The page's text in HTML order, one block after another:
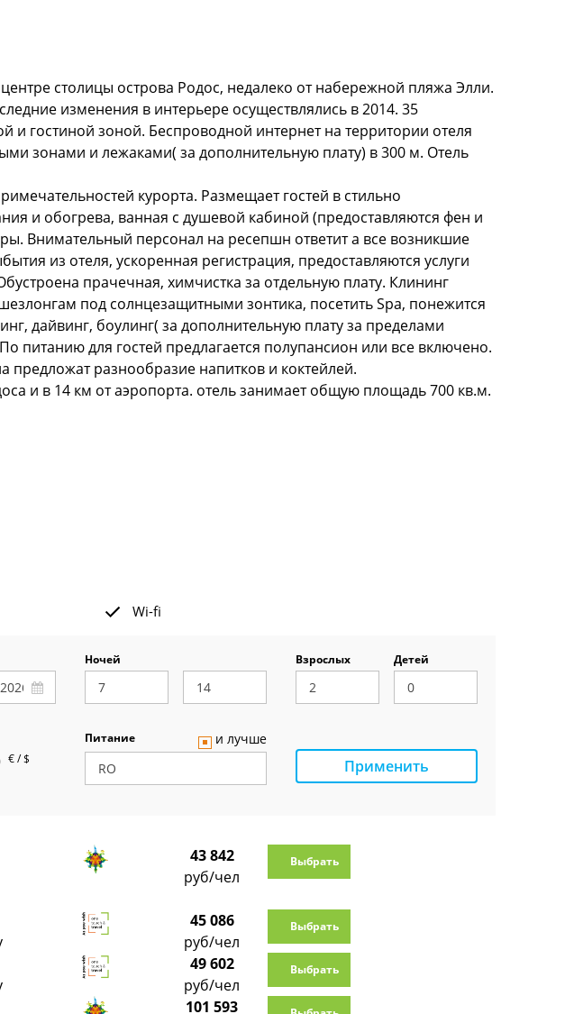
столицы острова Родос, недалеко от набережной пляжа Элли.
изменения в интерьере осуществлялись в 2014. 35
и гостиной зоной. Беспроводной интернет на территории отеля
зонами и лежаками( за дополнительную плату) в 300 м. Отель
курорта. Размещает гостей в стильно
и обогрева, ванная с душевой кабиной (предоставляются фен и
Внимательный персонал на ресепшн ответит а все возникшие
из отеля, ускоренная регистрация, предоставляются услуги
прачечная, химчистка за отдельную плату. Клининг
под солнцезащитными зонтика, посетить Spa, понежится
дайвинг, боулинг( за дополнительную плату за пределами
питанию для гостей предлагается полупансион или все включено.
разнообразие напитков и коктейлей.
и в 14 км от аэропорта. отель занимает общую площадь 700 кв.м.
Wi-fi
Ночей Взрослых Детей
€ / $
Питание и лучше
Применить
43 842
руб/чел
Выбрать
45 086
руб/чел
Выбрать
49 602
руб/чел
Выбрать
101 593